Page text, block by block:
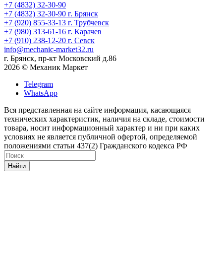
+7 (4832) 32-30-90
+7 (4832) 32-30-90 г. Брянск
+7 (920) 855-33-13 г. Трубчевск
+7 (980) 313-61-16 г. Карачев
+7 (910) 238-12-20 г. Севск
info@mechanic-market32.ru
г. Брянск, пр-кт Московский д.86
2026 © Механик Маркет
Telegram
WhatsApp
Вся представленная на сайте информация, касающаяся
технических характеристик, наличия на складе, стоимости
товара, носит информационный характер и ни при каких
условиях не является публичной офертой, определяемой
положениями статьи 437(2) Гражданского кодекса РФ
Найти